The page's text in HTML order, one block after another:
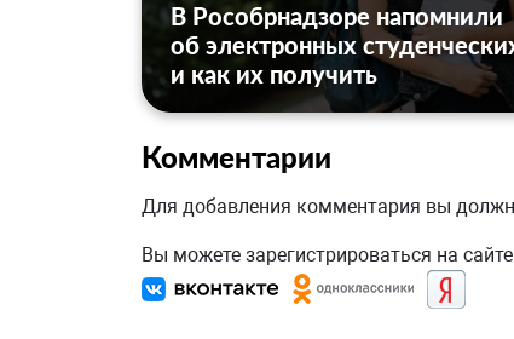
В Рособрнадзоре напомнили
об электронных
и как их получить
Комментарии
Для добавления комментария вы
Вы можете зарегистрироваться на